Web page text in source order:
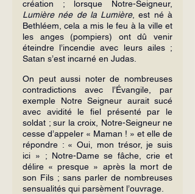
Lumière née de la Lumière, est né à
Bethléem, cela a mis le feu à la ville et
les anges (pompiers) ont dû venir
éteindre l’incendie avec leurs ailes ;
Satan s’est incarné en Judas.
On peut aussi noter de nombreuses
contradictions avec l’Évangile, par
exemple Notre Seigneur aurait sucé
avec avidité le fiel présenté par le
soldat ; sur la croix, Notre-Seigneur ne
cesse d’appeler « Maman ! » et elle de
répondre : « Oui, mon trésor, je suis
ici » ; Notre-Dame se fâche, crie et
délire « presque » après la mort de
son Fils ; sans parler de nom­breuses
sensualités qui parsèment l’ou­vrage.